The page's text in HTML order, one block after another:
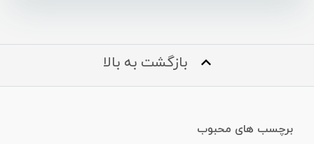
بازگشت به بالا
برچسب های محبوب